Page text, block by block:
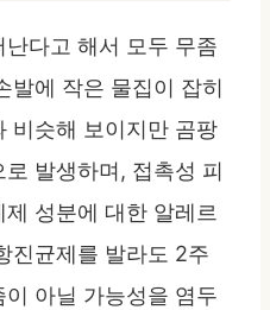
다고 해서 모두 무좀
발에 작은 물집이 잡히
비슷해 보이지만 곰팡
발생하며, 접촉성 피
성분에 대한 알레르
진균제를 발라도 2주
아닐 가능성을 염두